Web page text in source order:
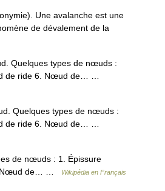
Une avalanche est une
de dévalement de la
Quelques types de nœuds :
de ride 6. Nœud de… …
Quelques types de nœuds :
de ride 6. Nœud de… …
de nœuds : 1. Épissure
Nœud de… …
Wikipédia en Français